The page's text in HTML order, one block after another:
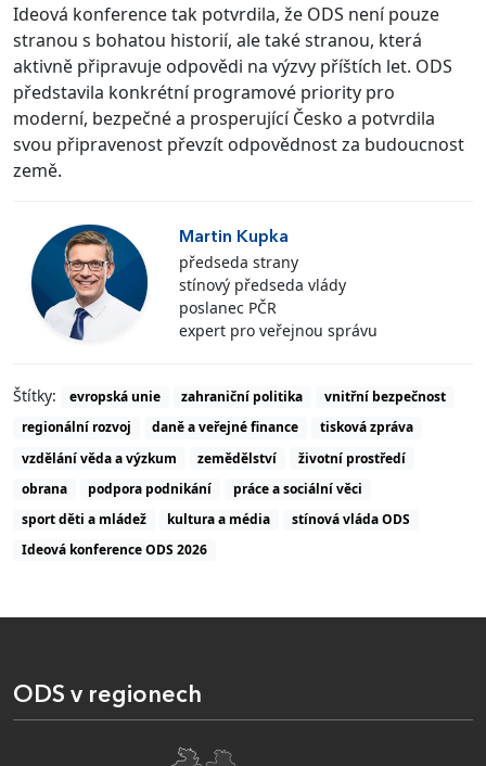
Ideová konference tak potvrdila, že ODS není pouze
stranou s bohatou historií, ale také stranou, která
aktivně připravuje odpovědi na výzvy příštích let. ODS
představila konkrétní programové priority pro
moderní, bezpečné a prosperující Česko a potvrdila
svou připravenost převzít odpovědnost za budoucnost
země.
Martin Kupka
předseda strany
stínový předseda vlády
poslanec PČR
expert pro veřejnou správu
Štítky: evropská unie zahraniční politika
vnitřní bezpečnost
regionální rozvoj
daně a veřejné finance
tisková zpráva
vzdělání věda a výzkum
zemědělství
životní prostředí
obrana
podpora podnikání
práce a sociální věci
sport děti a mládež
kultura a média
stínová vláda ODS
Ideová konference ODS 2026
ODS v regionech